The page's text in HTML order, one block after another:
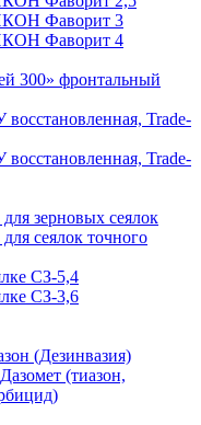
Фаворит 3
Фаворит 4
300» фронтальный
Trade-
Trade-
зерновых сеялок
сеялок точного
СЗ-5,4
СЗ-3,6
(Дезинвазия)
(тиазон,